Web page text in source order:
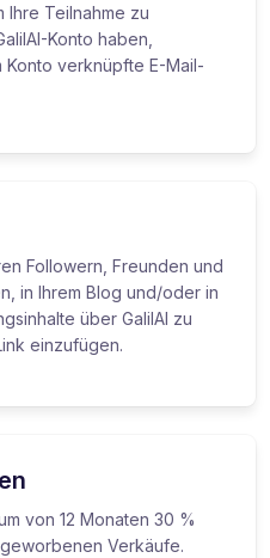
Ihre Teilnahme zu
Konto haben,
verknüpfte E-Mail-
Followern, Freunden und
in Ihrem Blog und/oder in
über GalilAI zu
einzufügen.
von 12 Monaten 30 %
Verkäufe.